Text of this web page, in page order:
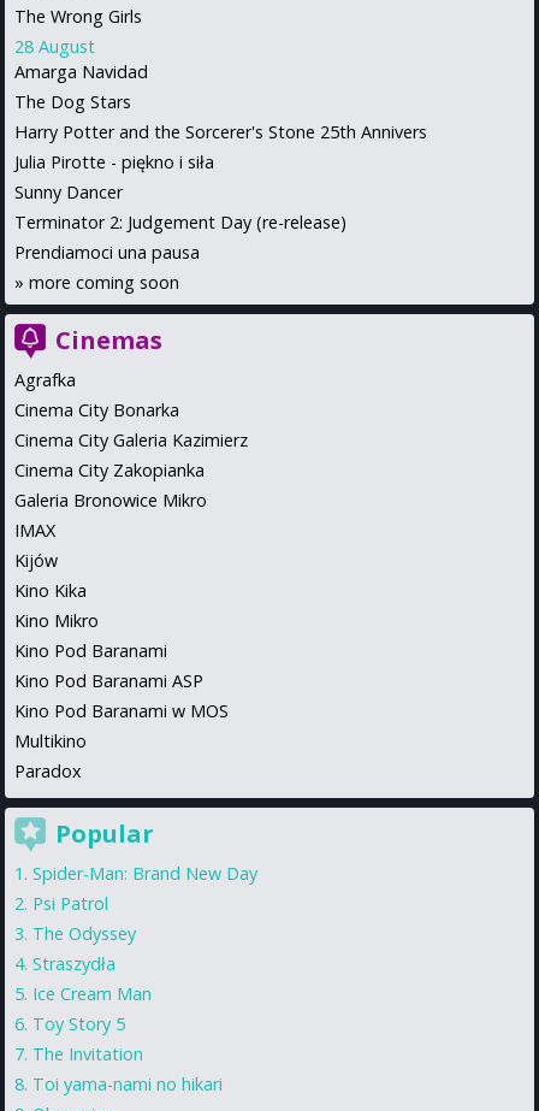
The Wrong Girls
28 August
Amarga Navidad
The Dog Stars
Harry Potter and the Sorcerer's Stone 25th Annivers
Julia Pirotte - piękno i siła
Sunny Dancer
Terminator 2: Judgement Day (re-release)
Prendiamoci una pausa
» more coming soon
Cinemas
Agrafka
Cinema City Bonarka
Cinema City Galeria Kazimierz
Cinema City Zakopianka
Galeria Bronowice Mikro
IMAX
Kijów
Kino Kika
Kino Mikro
Kino Pod Baranami
Kino Pod Baranami ASP
Kino Pod Baranami w MOS
Multikino
Paradox
Popular
Spider-Man: Brand New Day
Psi Patrol
The Odyssey
Straszydła
Ice Cream Man
Toy Story 5
The Invitation
Toi yama-nami no hikari